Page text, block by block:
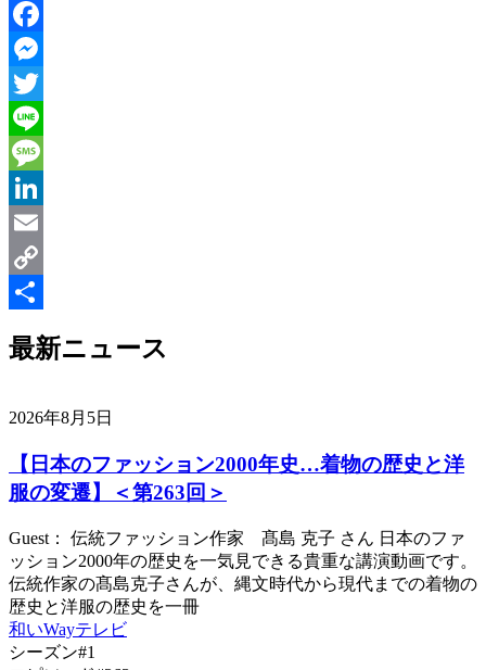
最新ニュース
2026年8月5日
【日本のファッション2000年史…着物の歴史と洋
服の変遷】＜第263回＞
Guest： 伝統ファッション作家 髙島 克子 さん 日本のファ
ッション2000年の歴史を一気見できる貴重な講演動画です。
伝統作家の髙島克子さんが、縄文時代から現代までの着物の
歴史と洋服の歴史を一冊
和いWayテレビ
シーズン#1